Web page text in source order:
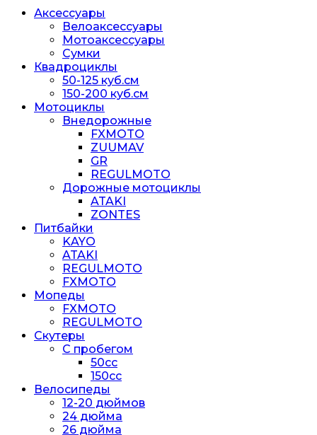
Аксессуары
Велоаксессуары
Мотоаксессуары
Сумки
Квадроциклы
50-125 куб.см
150-200 куб.см
Мотоциклы
Внедорожные
FXMOTO
ZUUMAV
GR
REGULMOTO
Дорожные мотоциклы
ATAKI
ZONTES
Питбайки
KAYO
ATAKI
REGULMOTO
FXMOTO
Мопеды
FXMOTO
REGULMOTO
Скутеры
С пробегом
50cc
150cc
Велосипеды
12-20 дюймов
24 дюйма
26 дюйма